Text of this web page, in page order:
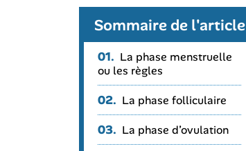
Sommaire de l'article
01. La phase menstruelle
ou les règles
02. La phase folliculaire
03. La phase d’ovulation